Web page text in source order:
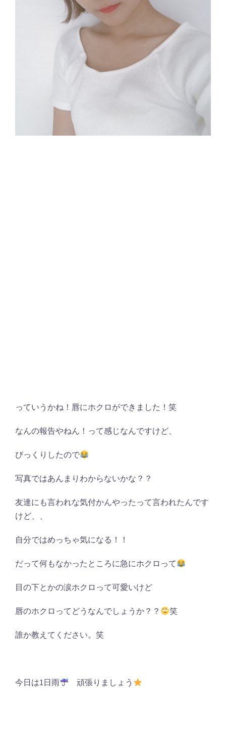
っていうかね！唇にホクロができました！笑
なんの報告やねん！って感じなんですけど、
びっくりしたので
写真ではあんまりわからないかな？？
友達にも言われな気付かんやったって言われたんです
けど、、
自分ではめっちゃ気になる！！
だって何もなかったところに急にホクロって
目の下とかの涙ホクロって可愛いけど
唇のホクロってどうなんでしょうか？？ 笑
誰か教えてください。笑
今日は1日雨 頑張りましょう